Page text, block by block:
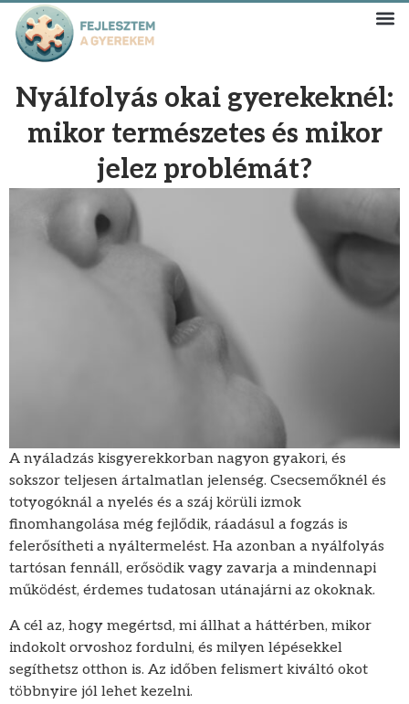
Nyálfolyás okai gyerekeknél:
mikor természetes és mikor
jelez problémát?
A nyáladzás kisgyerekkorban nagyon gyakori, és
sokszor teljesen ártalmatlan jelenség. Csecsemőknél és
totyogóknál a nyelés és a száj körüli izmok
finomhangolása még fejlődik, ráadásul a fogzás is
felerősítheti a nyáltermelést. Ha azonban a nyálfolyás
tartósan fennáll, erősödik vagy zavarja a mindennapi
működést, érdemes tudatosan utánajárni az okoknak.
A cél az, hogy megértsd, mi állhat a háttérben, mikor
indokolt orvoshoz fordulni, és milyen lépésekkel
segíthetsz otthon is. Az időben felismert kiváltó okot
többnyire jól lehet kezelni.